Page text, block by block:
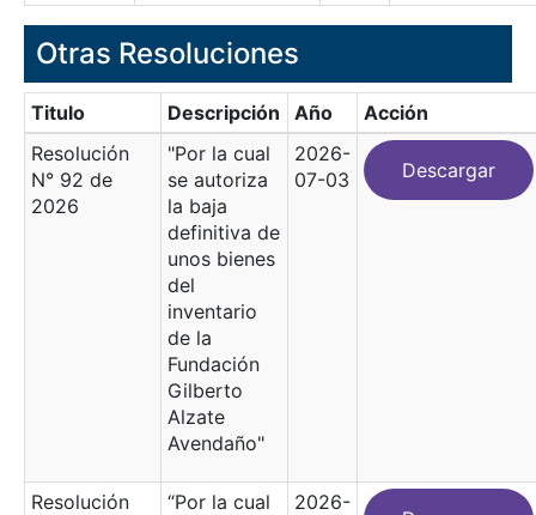
Otras Resoluciones
Titulo Descripción Año
Acción
Resolución
N° 92 de
2026
"Por la cual
se autoriza
la baja
definitiva de
unos bienes
del
inventario
de la
Fundación
Gilberto
Alzate
Avendaño"
2026-
07-03
Descargar
Resolución “Por la cual 2026-